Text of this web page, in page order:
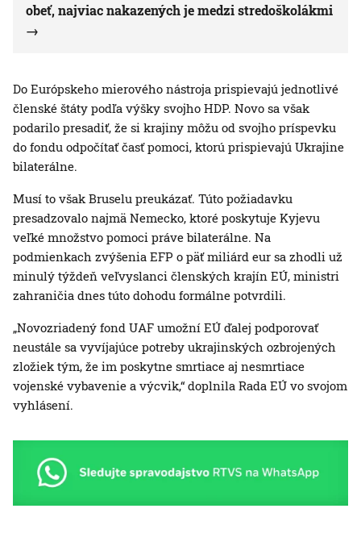
obeť, najviac nakazených je medzi stredoškolákmi
Do Európskeho mierového nástroja prispievajú jednotlivé
členské štáty podľa výšky svojho HDP. Novo sa však
podarilo presadiť, že si krajiny môžu od svojho príspevku
do fondu odpočítať časť pomoci, ktorú prispievajú Ukrajine
bilaterálne.
Musí to však Bruselu preukázať. Túto požiadavku
presadzovalo najmä Nemecko, ktoré poskytuje Kyjevu
veľké množstvo pomoci práve bilaterálne. Na
podmienkach zvýšenia EFP o päť miliárd eur sa zhodli už
minulý týždeň veľvyslanci členských krajín EÚ, ministri
zahraničia dnes túto dohodu formálne potvrdili.
„Novozriadený fond UAF umožní EÚ ďalej podporovať
neustále sa vyvíjajúce potreby ukrajinských ozbrojených
zložiek tým, že im poskytne smrtiace aj nesmrtiace
vojenské vybavenie a výcvik,“ doplnila Rada EÚ vo svojom
vyhlásení.